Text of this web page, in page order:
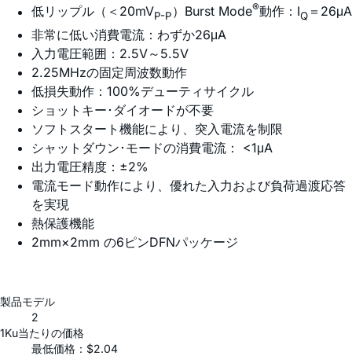
低リップル（＜20mVP-P）Burst Mode®動作：IQ ＝26μA
非常に低い消費電流：わずか26μA
入力電圧範囲：2.5V～5.5V
2.25MHzの固定周波数動作
低損失動作：100%デューティサイクル
ショットキー･ダイオードが不要
ソフトスタート機能により、突入電流を制限
シャットダウン･モードの消費電流： <1μA
出力電圧精度：±2%
電流モード動作により、優れた入力および負荷過渡応答
を実現
熱保護機能
2mm×2mm の6ピンDFNパッケージ
製品モデル
2
1Ku当たりの価格
最低価格：$2.04